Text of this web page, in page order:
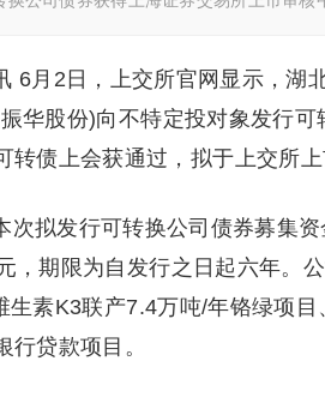
6月2日，上交所官网显示，湖
华股份)向不特定投对象发行
转债上会获通过，拟于上交所上
次拟发行可转换公司债券募集
，期限为自发行之日起六年。
生素K3联产7.4万吨/年铬绿项
行贷款项目。